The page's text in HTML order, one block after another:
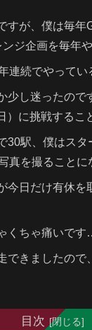
すが、僕は毎年
ジ企画を毎年や
連続でやってい
少し迷ったので
）に挑戦するこ
30駅、僕はスタ
真を撮ることに
今日だけ有休を
くちゃ痛いで
できましたので
目次